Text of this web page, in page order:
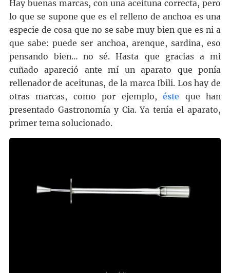
Hay buenas marcas, con una aceituna correcta, pero
lo que se supone que es el relleno de anchoa es una
especie de cosa que no se sabe muy bien que es ni a
que sabe: puede ser anchoa, arenque, sardina, eso
pensando bien… no sé. Hasta que gracias a mi
cuñado apareció ante mí un aparato que ponía
rellenador de aceitunas, de la marca Ibili. Los hay de
otras marcas, como por ejemplo,éste que han
presentado Gastronomía y Cia. Ya tenía el aparato,
primer tema solucionado.